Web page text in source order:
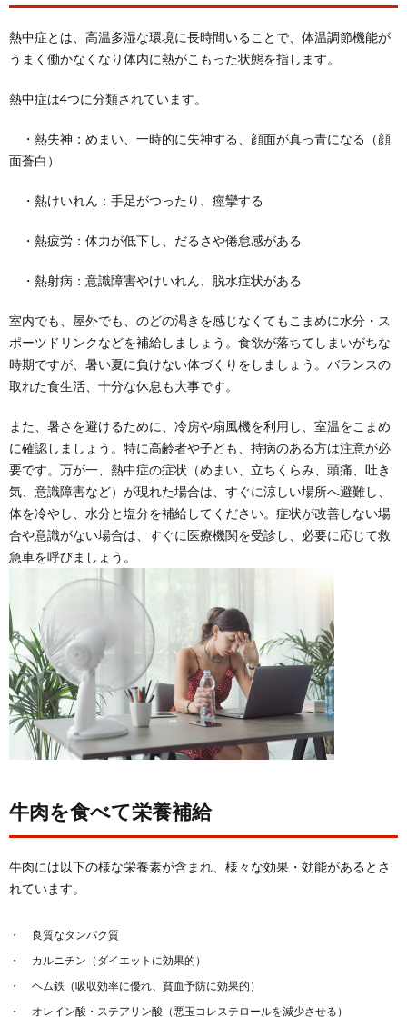
熱中症とは、高温多湿な環境に長時間いることで、体温調節機能が
うまく働かなくなり体内に熱がこもった状態を指します。
熱中症は4つに分類されています。
・熱失神：めまい、一時的に失神する、顔面が真っ青になる（顔
面蒼白）
・熱けいれん：手足がつったり、痙攣する
・熱疲労：体力が低下し、だるさや倦怠感がある
・熱射病：意識障害やけいれん、脱水症状がある
室内でも、屋外でも、のどの渇きを感じなくてもこまめに水分・ス
ポーツドリンクなどを補給しましょう。食欲が落ちてしまいがちな
時期ですが、暑い夏に負けない体づくりをしましょう。バランスの
取れた食生活、十分な休息も大事です。
また、暑さを避けるために、冷房や扇風機を利用し、室温をこまめ
に確認しましょう。特に高齢者や子ども、持病のある方は注意が必
要です。万が一、熱中症の症状（めまい、立ちくらみ、頭痛、吐き
気、意識障害など）が現れた場合は、すぐに涼しい場所へ避難し、
体を冷やし、水分と塩分を補給してください。症状が改善しない場
合や意識がない場合は、すぐに医療機関を受診し、必要に応じて救
急車を呼びましょう。
牛肉を食べて栄養補給
牛肉には以下の様な栄養素が含まれ、様々な効果・効能があるとさ
れています。
良質なタンパク質
カルニチン（ダイエットに効果的）
ヘム鉄（吸収効率に優れ、貧血予防に効果的）
オレイン酸・ステアリン酸（悪玉コレステロールを減少させる）